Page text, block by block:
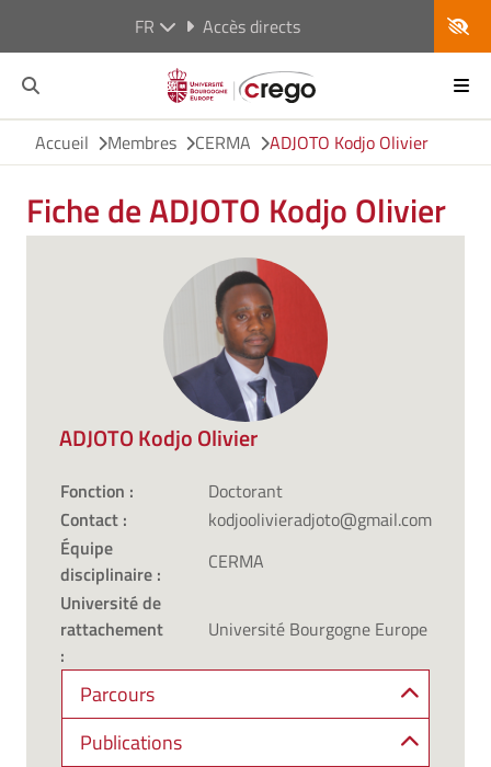
FR Accès directs
Accueil Membres CERMA ADJOTO Kodjo Olivier
Fiche de ADJOTO Kodjo Olivier
ADJOTO Kodjo Olivier
Fonction :
Doctorant
Contact :
kodjoolivieradjoto@gmail.com
Équipe
disciplinaire :
CERMA
Université de
rattachement
:
Université Bourgogne Europe
Parcours
Publications